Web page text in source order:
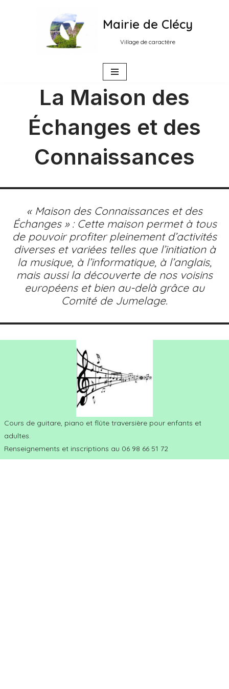
Mairie de Clécy
Village de caractère
La Maison des
Échanges et des
Connaissances
« Maison des Connaissances et des
Échanges » : Cette maison permet à tous
de pouvoir profiter pleinement d’activités
diverses et variées telles que l’initiation à
la musique, à l’informatique, à l’anglais,
mais aussi la découverte de nos voisins
européens et bien au-delà grâce au
Comité de Jumelage.
Cours de guitare, piano et flûte traversière pour enfants et
adultes.
Renseignements et inscriptions au 06 98 66 51 72